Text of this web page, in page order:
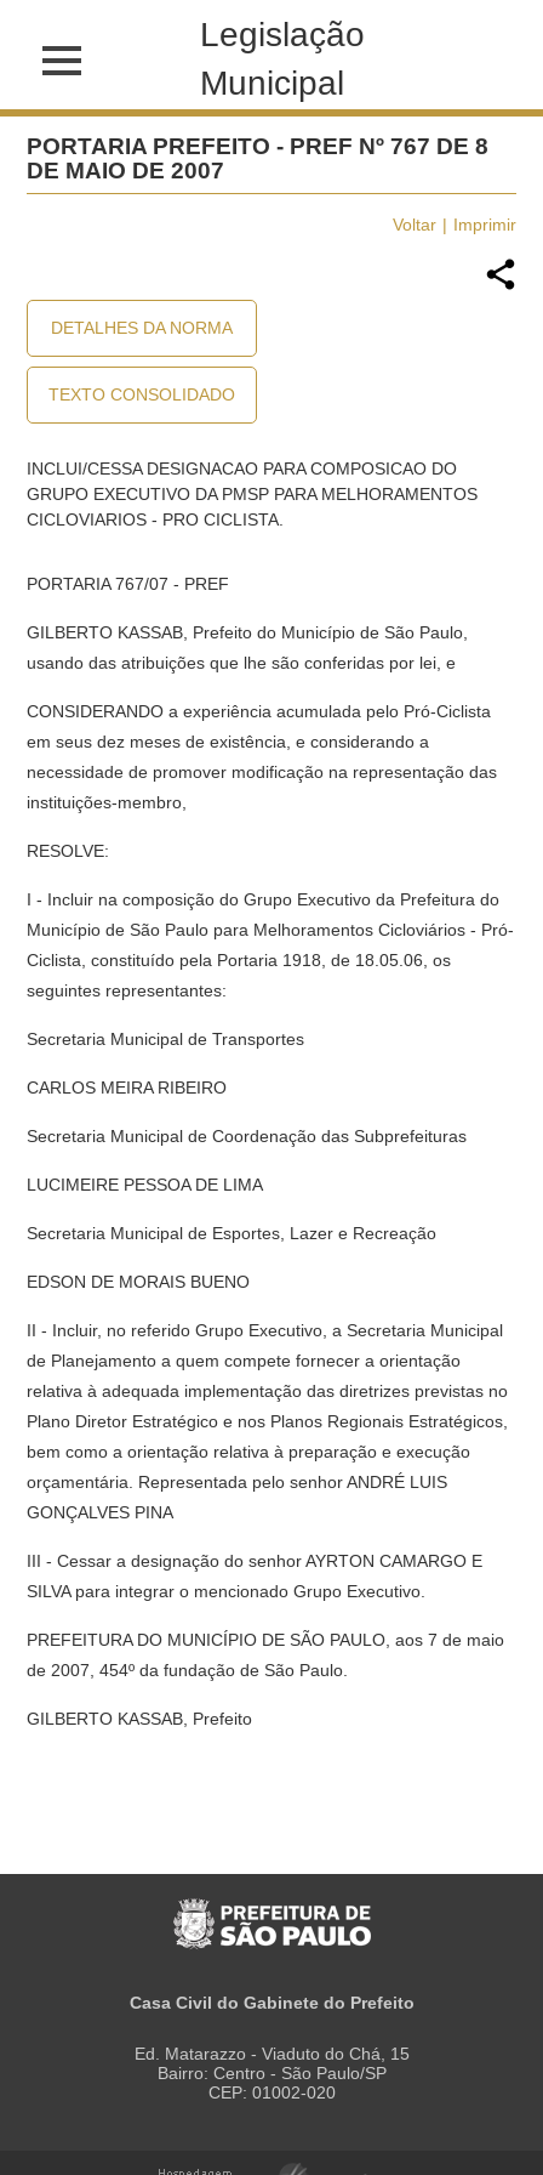
Legislação
Municipal
PORTARIA PREFEITO - PREF Nº 767 DE 8
DE MAIO DE 2007
Voltar Imprimir
DETALHES DA NORMA
TEXTO CONSOLIDADO
INCLUI/CESSA DESIGNACAO PARA COMPOSICAO DO
GRUPO EXECUTIVO DA PMSP PARA MELHORAMENTOS
CICLOVIARIOS - PRO CICLISTA.
PORTARIA 767/07 - PREF
GILBERTO KASSAB, Prefeito do Município de São Paulo,
usando das atribuições que lhe são conferidas por lei, e
CONSIDERANDO a experiência acumulada pelo Pró-Ciclista
em seus dez meses de existência, e considerando a
necessidade de promover modificação na representação das
instituições-membro,
RESOLVE:
I - Incluir na composição do Grupo Executivo da Prefeitura do
Município de São Paulo para Melhoramentos Cicloviários - Pró-
Ciclista, constituído pela Portaria 1918, de 18.05.06, os
seguintes representantes:
Secretaria Municipal de Transportes
CARLOS MEIRA RIBEIRO
Secretaria Municipal de Coordenação das Subprefeituras
LUCIMEIRE PESSOA DE LIMA
Secretaria Municipal de Esportes, Lazer e Recreação
EDSON DE MORAIS BUENO
II - Incluir, no referido Grupo Executivo, a Secretaria Municipal
de Planejamento a quem compete fornecer a orientação
relativa à adequada implementação das diretrizes previstas no
Plano Diretor Estratégico e nos Planos Regionais Estratégicos,
bem como a orientação relativa à preparação e execução
orçamentária. Representada pelo senhor ANDRÉ LUIS
GONÇALVES PINA
III - Cessar a designação do senhor AYRTON CAMARGO E
SILVA para integrar o mencionado Grupo Executivo.
PREFEITURA DO MUNICÍPIO DE SÃO PAULO, aos 7 de maio
de 2007, 454º da fundação de São Paulo.
GILBERTO KASSAB, Prefeito
Casa Civil do Gabinete do Prefeito
Ed. Matarazzo - Viaduto do Chá, 15
Bairro: Centro - São Paulo/SP
CEP: 01002-020